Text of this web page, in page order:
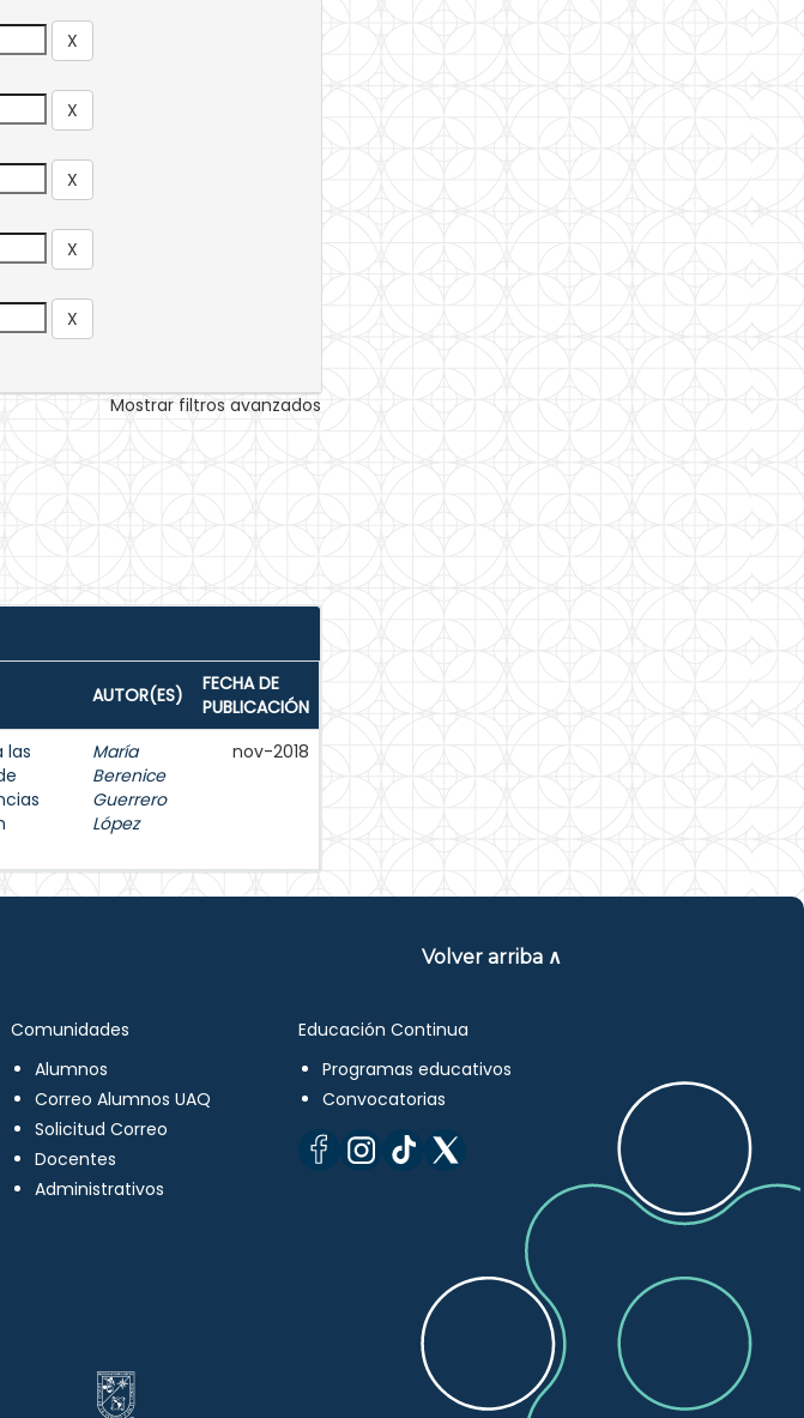
Mostrar filtros avanzados
AUTOR(ES)
FECHA DE
PUBLICACIÓN
las
María
Berenice
Guerrero
López
nov-2018
Volver arriba ∧
Comunidades
Alumnos
Correo Alumnos UAQ
Solicitud Correo
Docentes
Administrativos
Educación Continua
Programas educativos
Convocatorias